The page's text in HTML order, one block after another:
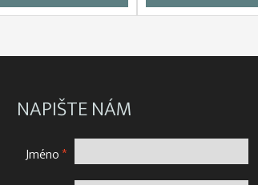
NAPIŠTE NÁM
Jméno*